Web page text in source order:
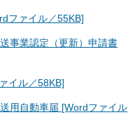
ファイル／55KB]
事業認定（更新）申請書
イル／58KB]
用自動車届 [Wordファイル